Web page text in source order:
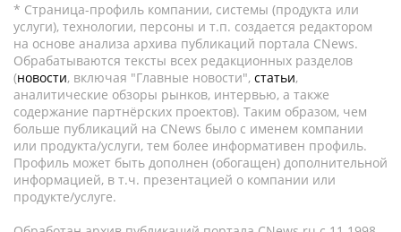
* Страница-профиль компании, системы (продукта или
услуги), технологии, персоны и т.п. создается редактором
на основе анализа архива публикаций портала CNews.
Обрабатываются тексты всех редакционных разделов
(новости, включая "Главные новости", статьи,
аналитические обзоры рынков, интервью, а также
содержание партнёрских проектов). Таким образом, чем
больше публикаций на CNews было с именем компании
или продукта/услуги, тем более информативен профиль.
Профиль может быть дополнен (обогащен) дополнительной
информацией, в т.ч. презентацией о компании или
продукте/услуге.